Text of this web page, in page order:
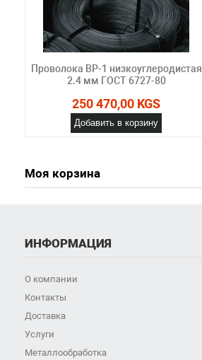
Проволока ВР-1 низкоуглеродистая
2.4 мм ГОСТ 6727-80
250 470,00 KGS
Добавить в корзину
Моя корзина
ИНФОРМАЦИЯ
О компании
Контакты
Доставка
Услуги
Металлообработка